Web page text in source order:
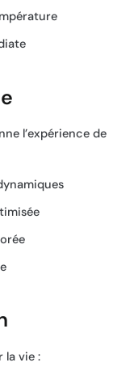
l’expérience de
la vie :